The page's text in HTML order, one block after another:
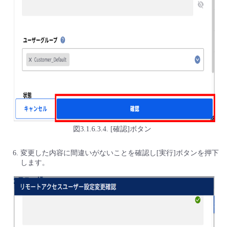
図3.1.6.3.4. [確認]ボタン
変更した内容に間違いがないことを確認し[実行]ボタンを押下
します。